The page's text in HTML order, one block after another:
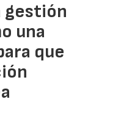
gestión
una
que